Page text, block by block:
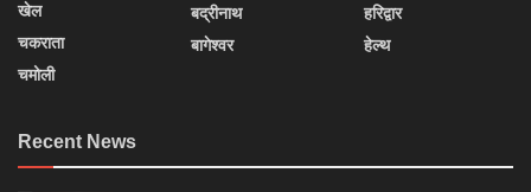
खेल
चकराता
चमोली
बद्रीनाथ
बागेश्वर
हरिद्वार
हेल्थ
Recent News